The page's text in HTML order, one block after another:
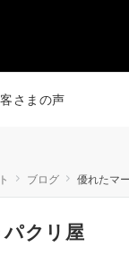
さまの声
ブログ 優れたマ
クリ屋